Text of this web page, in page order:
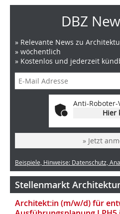
DBZ
» Relevante News zu
» wöchentlich
» Kostenlos und jederzeit
Anti-
Hier
» Jetzt
Beispiele, Hinweise: Datenschutz,
Stellenmarkt
Architekt:in (m/w/d) für